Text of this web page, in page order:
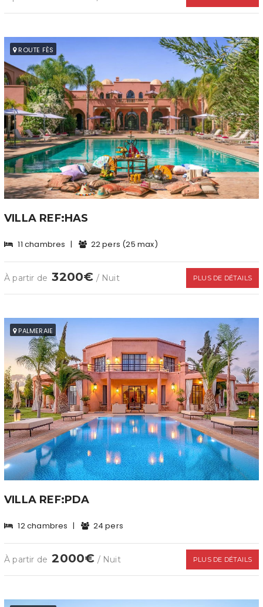
ROUTE FÈS
VILLA REF:HAS
11 chambres | 22 pers (25 max)
À partir de 3200€ / Nuit PLUS DE DÉTAILS
PALMERAIE
VILLA REF:PDA
12 chambres | 24 pers
À partir de 2000€ / Nuit PLUS DE DÉTAILS